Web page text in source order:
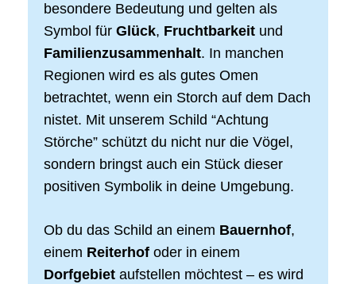
besondere Bedeutung und gelten als
Symbol für Glück, Fruchtbarkeit und
Familienzusammenhalt. In manchen
Regionen wird es als gutes Omen
betrachtet, wenn ein Storch auf dem Dach
nistet. Mit unserem Schild “Achtung
Störche” schützt du nicht nur die Vögel,
sondern bringst auch ein Stück dieser
positiven Symbolik in deine Umgebung.
Ob du das Schild an einem Bauernhof,
einem Reiterhof oder in einem
Dorfgebiet aufstellen möchtest – es wird